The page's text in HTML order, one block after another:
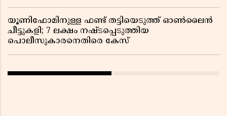
യൂണിഫോമിനുള്ള ഫണ്ട് തട്ടിയെടുത്ത് ഓൺലൈൻ
ചീട്ടുകളി; 7 ലക്ഷം നഷ്ടപ്പെടുത്തിയ
പൊലീസുകാരനെതിരെ കേസ്